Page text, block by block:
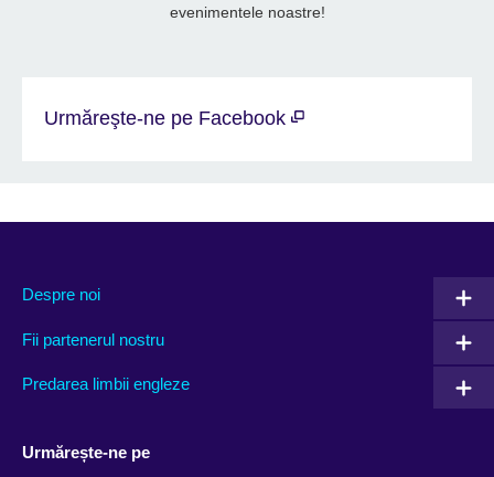
evenimentele noastre!
Urmăreşte-ne pe Facebook
Despre noi
Fii partenerul nostru
Predarea limbii engleze
Urmărește-ne pe